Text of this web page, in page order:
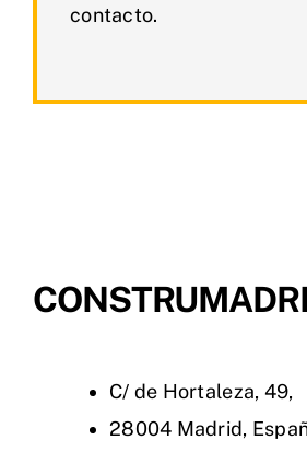
contacto.
C/ de Hortaleza, 49,
28004 Madrid,